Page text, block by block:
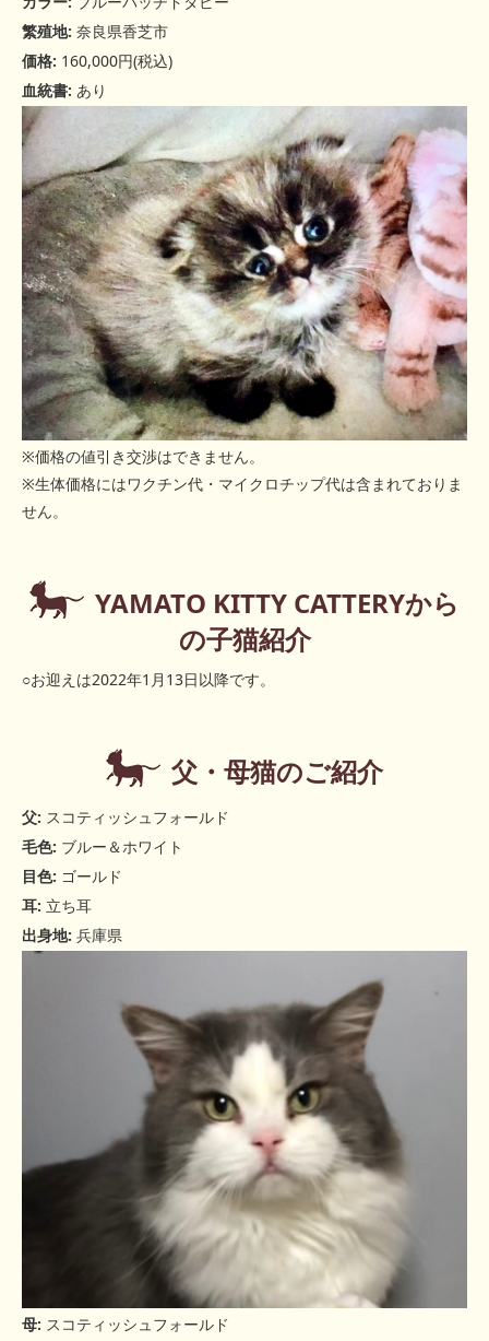
繁殖地: 奈良県香芝市
価格: 160,000円(税込)
血統書: あり
※価格の値引き交渉はできません。
※生体価格にはワクチン代・マイクロチップ代は含まれておりま
せん。
YAMATO KITTY CATTERYから
の子猫紹介
○お迎えは2022年1月13日以降です。
父・母猫のご紹介
父: スコティッシュフォールド
毛色: ブルー＆ホワイト
目色: ゴールド
耳: 立ち耳
出身地: 兵庫県
母: スコティッシュフォールド